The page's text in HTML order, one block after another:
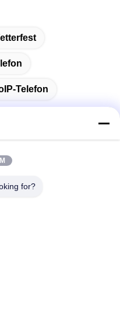
Telefon
for?